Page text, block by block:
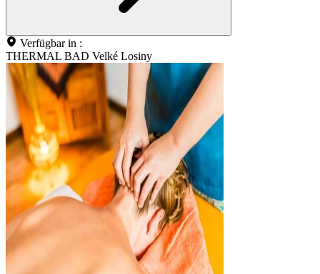
Verfügbar in :
THERMAL BAD Velké Losiny